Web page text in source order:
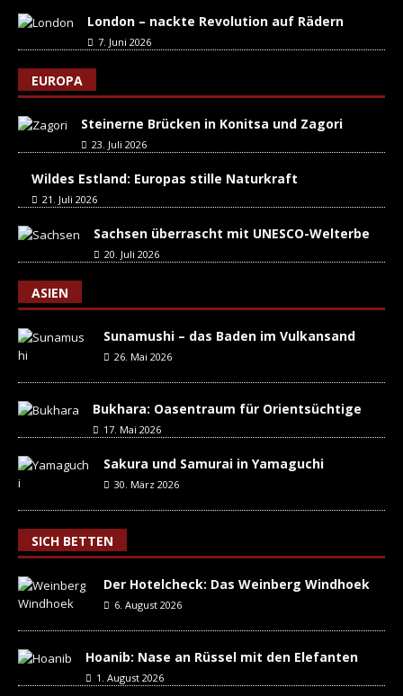
London – nackte Revolution auf Rädern
7. Juni 2026
EUROPA
Steinerne Brücken in Konitsa und Zagori
23. Juli 2026
Wildes Estland: Europas stille Naturkraft
21. Juli 2026
Sachsen überrascht mit UNESCO-Welterbe
20. Juli 2026
ASIEN
Sunamushi – das Baden im Vulkansand
26. Mai 2026
Bukhara: Oasentraum für Orientsüchtige
17. Mai 2026
Sakura und Samurai in Yamaguchi
30. März 2026
SICH BETTEN
Der Hotelcheck: Das Weinberg Windhoek
6. August 2026
Hoanib: Nase an Rüssel mit den Elefanten
1. August 2026